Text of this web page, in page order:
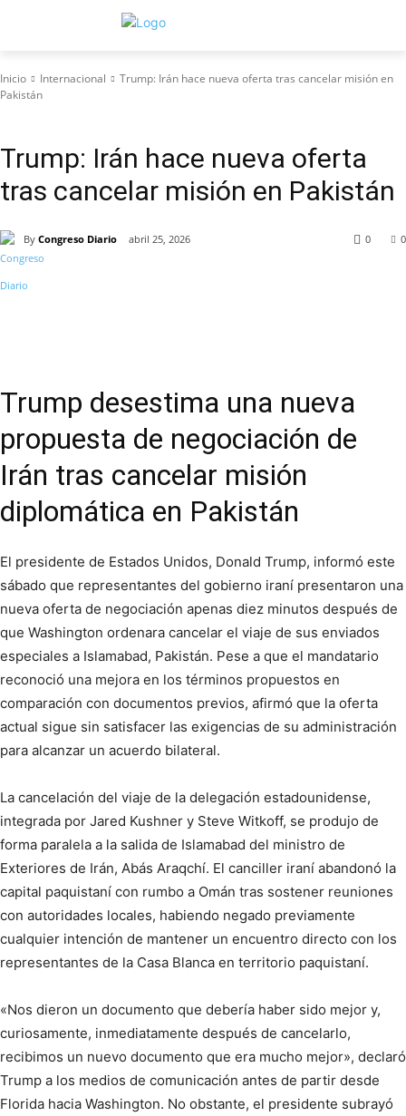
Inicio Internacional
Trump: Irán hace nueva oferta tras cancelar misión en
Pakistán
Trump: Irán hace nueva oferta
tras cancelar misión en Pakistán
By Congreso Diario abril 25, 2026 0
0
Trump desestima una nueva
propuesta de negociación de
Irán tras cancelar misión
diplomática en Pakistán
El presidente de Estados Unidos, Donald Trump, informó este
sábado que representantes del gobierno iraní presentaron una
nueva oferta de negociación apenas diez minutos después de
que Washington ordenara cancelar el viaje de sus enviados
especiales a Islamabad, Pakistán. Pese a que el mandatario
reconoció una mejora en los términos propuestos en
comparación con documentos previos, afirmó que la oferta
actual sigue sin satisfacer las exigencias de su administración
para alcanzar un acuerdo bilateral.
La cancelación del viaje de la delegación estadounidense,
integrada por Jared Kushner y Steve Witkoff, se produjo de
forma paralela a la salida de Islamabad del ministro de
Exteriores de Irán, Abás Araqchí. El canciller iraní abandonó la
capital paquistaní con rumbo a Omán tras sostener reuniones
con autoridades locales, habiendo negado previamente
cualquier intención de mantener un encuentro directo con los
representantes de la Casa Blanca en territorio paquistaní.
«Nos dieron un documento que debería haber sido mejor y,
curiosamente, inmediatamente después de cancelarlo,
recibimos un nuevo documento que era mucho mejor», declaró
Trump a los medios de comunicación antes de partir desde
Florida hacia Washington. No obstante, el presidente subrayó